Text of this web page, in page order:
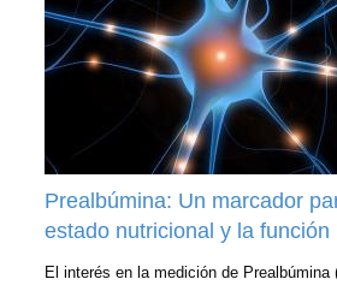
Prealbúmina: Un marcador
estado nutricional y la función
El interés en la medición de Prealbúmina